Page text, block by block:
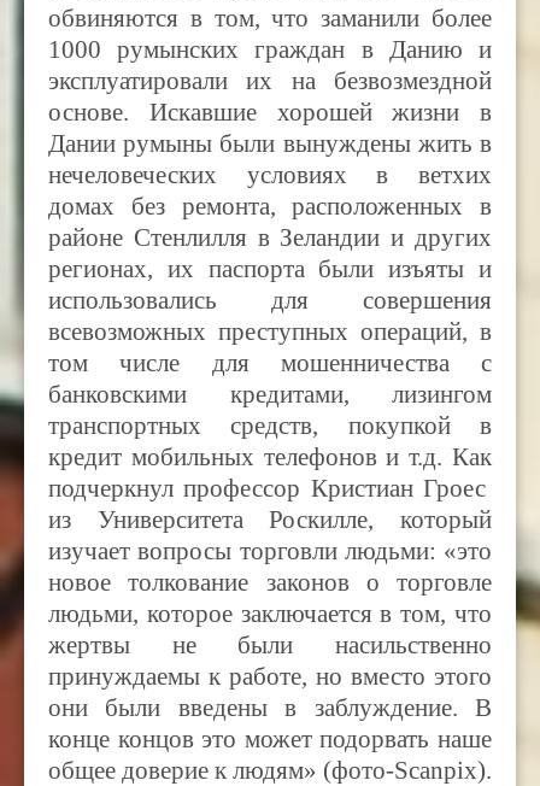
обвиняются в том, что заманили более
1000 румынских граждан в Данию и
эксплуатировали их на безвозмездной
основе. Искавшие хорошей жизни в
Дании румыны были вынуждены жить в
нечеловеческих условиях в ветхих
домах без ремонта, расположенных в
районе Стенлилля в Зеландии и других
регионах, их паспорта были изъяты и
использовались для совершения
всевозможных преступных операций, в
том числе для мошенничества с
банковскими кредитами, лизингом
транспортных средств, покупкой в
кредит мобильных телефонов и т.д. Как
подчеркнул профессор Кристиан Гроес
из Университета Роскилле, который
изучает вопросы торговли людьми: «это
новое толкование законов о торговле
людьми, которое заключается в том, что
жертвы не были насильственно
принуждаемы к работе, но вместо этого
они были введены в заблуждение. В
конце концов это может подорвать наше
общее доверие к людям» (фото-Scanpix).